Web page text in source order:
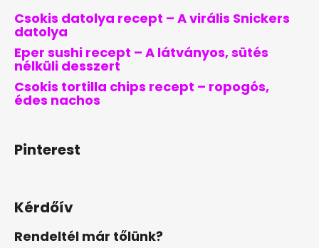
Csokis datolya recept – A virális Snickers
datolya
Eper sushi recept – A látványos, sütés
nélküli desszert
Csokis tortilla chips recept – ropogós,
édes nachos
Pinterest
Kérdőív
Rendeltél már tőlünk?